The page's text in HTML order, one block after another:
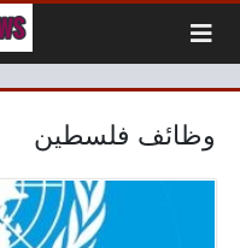
وظائف فلسطين